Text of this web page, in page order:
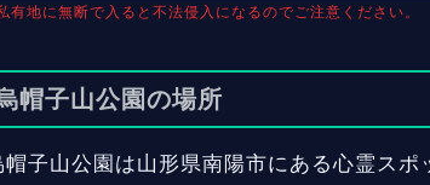
有地に無断で入ると不法侵入になるのでご注意ください。
帽子山公園の場所
帽子山公園は山形県南陽市にある心霊ス